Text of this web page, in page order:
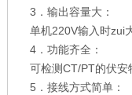
3．输出容量大：
单机220V输入时zui
4．功能齐全：
可检测CT/PT的伏
5．接线方式简单：